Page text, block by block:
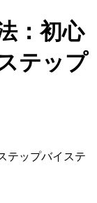
：初心
テップ
テップバイステ